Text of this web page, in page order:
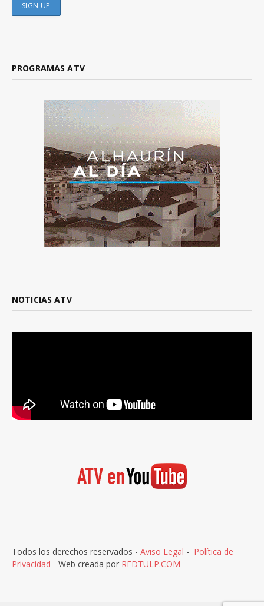
PROGRAMAS ATV
NOTICIAS ATV
Todos los derechos reservados - Aviso Legal - Política de
Privacidad - Web creada por REDTULP.COM